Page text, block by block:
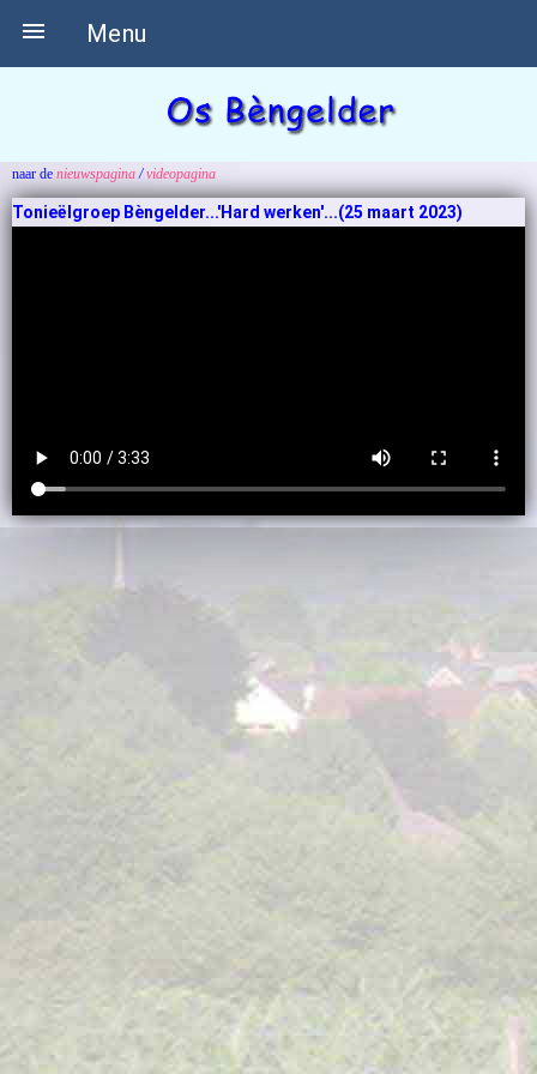
Menu

naar de nieuwspagina/videopagina
Tonieëlgroep Bèngelder...'Hard werken'...(25 maart 2023)